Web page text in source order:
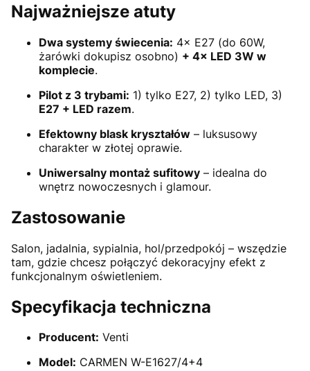
Najważniejsze atuty
Dwa systemy świecenia: 4× E27 (do 60W,
żarówki dokupisz osobno) + 4× LED 3W w
komplecie.
Pilot z 3 trybami: 1) tylko E27, 2) tylko LED, 3)
E27 + LED razem.
Efektowny blask kryształów – luksusowy
charakter w złotej oprawie.
Uniwersalny montaż sufitowy – idealna do
wnętrz nowoczesnych i glamour.
Zastosowanie
Salon, jadalnia, sypialnia, hol/przedpokój – wszędzie
tam, gdzie chcesz połączyć dekoracyjny efekt z
funkcjonalnym oświetleniem.
Specyfikacja techniczna
Producent: Venti
Model: CARMEN W-E1627/4+4